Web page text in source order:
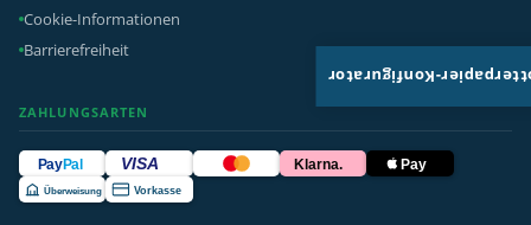
Cookie-Informationen
Barrierefreiheit
ZAHLUNGSARTEN
PayPal VISA Klarna. Pay
Überweisung Vorkasse
Plotterpapier-